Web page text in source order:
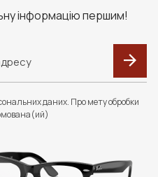
інформацію першим!
даних. Про мету обробки